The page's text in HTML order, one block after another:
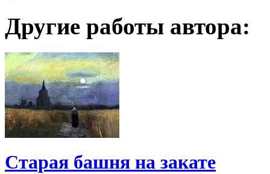
Другие работы автора:
Старая башня на закате